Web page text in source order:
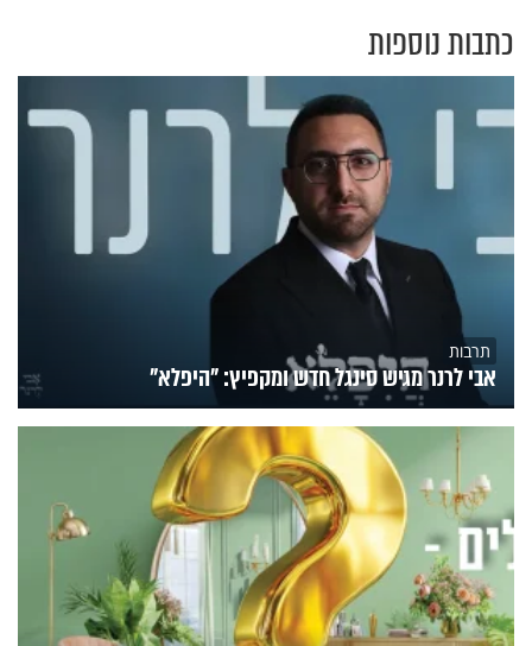
כתבות נוספות
תרבות
אבי לרנר מגיש סינגל חדש ומקפיץ: "היפלא"